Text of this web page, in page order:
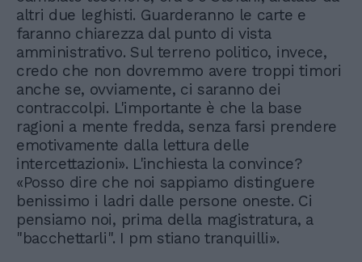
altri due leghisti. Guarderanno le carte e
faranno chiarezza dal punto di vista
amministrativo. Sul terreno politico, invece,
credo che non dovremmo avere troppi timori
anche se, ovviamente, ci saranno dei
contraccolpi. L'importante è che la base
ragioni a mente fredda, senza farsi prendere
emotivamente dalla lettura delle
intercettazioni». L'inchiesta la convince?
«Posso dire che noi sappiamo distinguere
benissimo i ladri dalle persone oneste. Ci
pensiamo noi, prima della magistratura, a
"bacchettarli". I pm stiano tranquilli».